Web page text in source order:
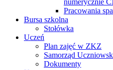
numerycznie
Pracowania
Bursa szkolna
Stołówka
Uczeń
Plan zajęć w ZKZ
Samorząd
Dokumenty